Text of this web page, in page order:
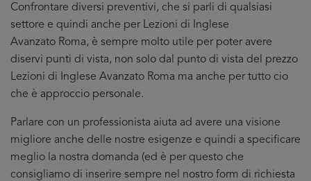
Confrontare diversi preventivi, che si parli di qualsiasi
settore e quindi anche per Lezioni di Inglese
Avanzato Roma, è sempre molto utile per poter avere
diservi punti di vista, non solo dal punto di vista del prezzo
Lezioni di Inglese Avanzato Roma ma anche per tutto cio
che è approccio personale.
Parlare con un professionista aiuta ad avere una visione
migliore anche delle nostre esigenze e quindi a specificare
meglio la nostra domanda (ed è per questo che
consigliamo di inserire sempre nel nostro form di richiesta